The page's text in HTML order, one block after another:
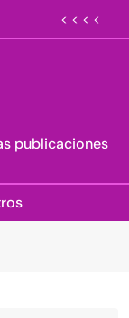
< < < <
publicaciones